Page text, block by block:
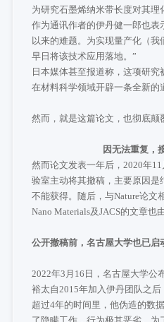
为研究石墨烯纳米带长度对其理
作为通讯作者的伊丹健一郎也表
以来的难题。为实现量产化（
早日将该技术应用落地。”
日本媒体甚至报道称，这项研究
在材料科学领域开辟一条全新的
然而，就是这篇论文，也彻底颠
因无法重复，
然而论文发表一年后，2020年
验室主动将其撤稿，主要原因
不能获得。随后，与Nature论文
Nano Materials及JACS的文章也
公开撤稿前，名古屋大学也已启
2022年3月16日，名古屋大学公
裕太自2015年加入伊丹团队之
超过4年的时间里，他伪造的数